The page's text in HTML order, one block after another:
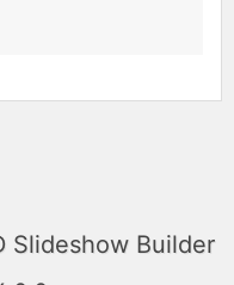
Slideshow Builder